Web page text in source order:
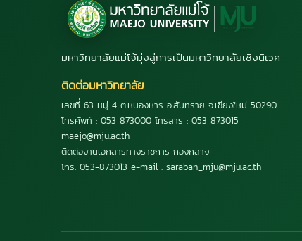
มหาวิทยาลัยแม่โจ้มุ่งสู่การเป็นมหาวิทยาลัยเชิงนิเวศ
ติดต่อมหาวิทยาลัย
เลขที่ 63 หมู่ 4 ต.หนองหาร อ.สันทราย จ.เชียงใหม่ 50290
โทรศัพท์ : 053 873000 โทรสาร : 053 873015
maejo@mju.ac.th
ติดต่องานเอกสารทางราชการ กองกลาง
โทร. 053-873013 e-mail : saraban_mju@mju.ac.th